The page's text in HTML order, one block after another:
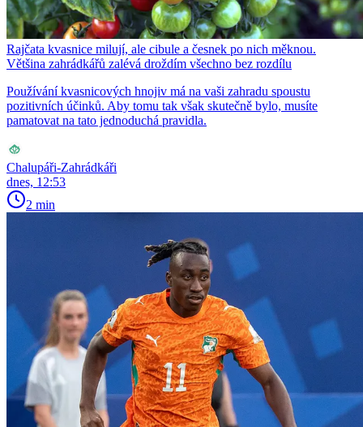
Rajčata kvasnice milují, ale cibule a česnek po nich měknou.
Většina zahrádkářů zalévá droždím všechno bez rozdílu
Používání kvasnicových hnojiv má na vaši zahradu spoustu
pozitivních účinků. Aby tomu tak však skutečně bylo, musíte
pamatovat na tato jednoduchá pravidla.
Chalupáři-Zahrádkáři
dnes, 12:53
2 min